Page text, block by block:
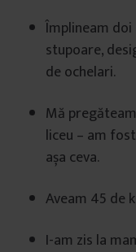
Împlineam doi
stupoare,
de ochelari.
Mă
liceu – am
așa ceva.
Aveam 45 de
I-am zis la